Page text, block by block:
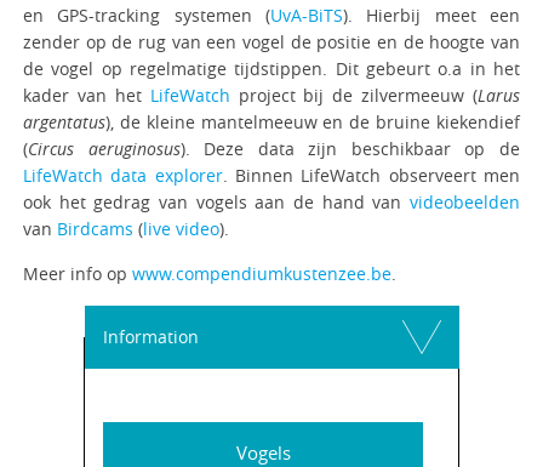
en GPS-tracking systemen (UvA-BiTS). Hierbij meet een
zender op de rug van een vogel de positie en de hoogte van
de vogel op regelmatige tijdstippen. Dit gebeurt o.a in het
kader van het LifeWatch project bij de zilvermeeuw (Larus
argentatus), de kleine mantelmeeuw en de bruine kiekendief
(Circus aeruginosus). Deze data zijn beschikbaar op de
LifeWatch data explorer. Binnen LifeWatch observeert men
ook het gedrag van vogels aan de hand vanvideobeelden
van Birdcams (live video).
Meer info op www.compendiumkustenzee.be.
Information
Vogels